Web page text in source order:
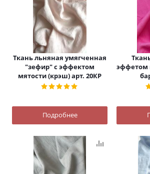
Ткань льняная умягченная
"зефир" с эффектом
мятости (крэш) арт. 20КР
Подробнее
эффетом